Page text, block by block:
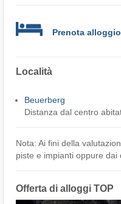
Prenota
Località
Beuerberg
Distanza dal centro
Nota: Ai fini della
piste e impianti oppure
Offerta di alloggi TOP